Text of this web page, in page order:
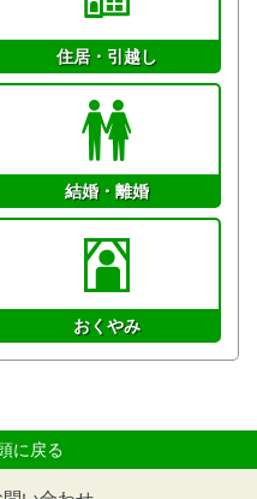
住居・引越し
結婚・離婚
おくやみ
に戻る